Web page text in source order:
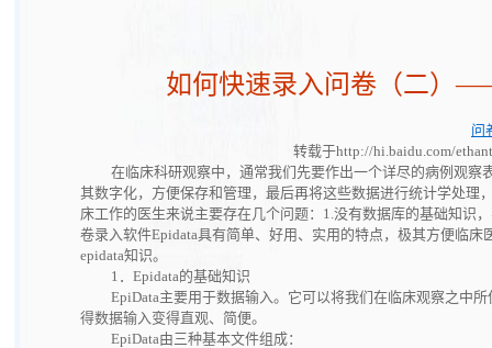
如何快速录入问卷（二）
问
转载于http://hi.baidu.com/
在临床科研观察中，通常我们先要作出一个详尽的病例观
其数字化，方便保存和管理，最后再将这些数据进行统计学处理
床工作的医生来说主要存在几个问题：1.没有数据库的基础知识
卷录入软件Epidata具有简单、好用、实用的特点，极其方便临床
epidata知识。
1．Epidata的基础知识
EpiData主要用于数据输入。它可以将我们在临床观察之中
得数据输入变得直观、简便。
EpiData由三种基本文件组成：